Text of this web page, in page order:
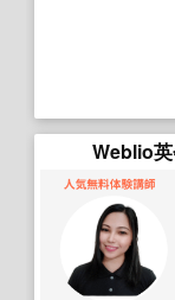
Weblio英